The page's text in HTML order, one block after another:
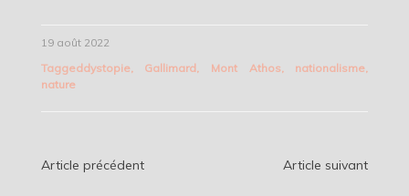
19 août 2022
Taggeddystopie, Gallimard Mont Athos nationalisme
nature
Navigation
Article précédent Article suivant